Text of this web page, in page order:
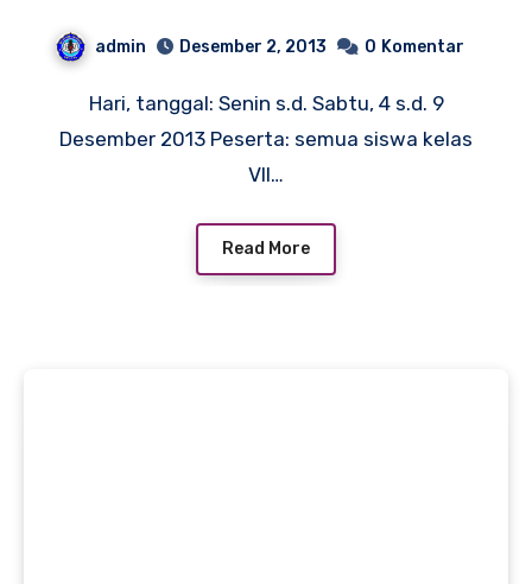
admin Desember 2, 2013 0 Komentar
Hari, tanggal: Senin s.d. Sabtu, 4 s.d. 9
Desember 2013 Peserta: semua siswa kelas
VII…
Read More